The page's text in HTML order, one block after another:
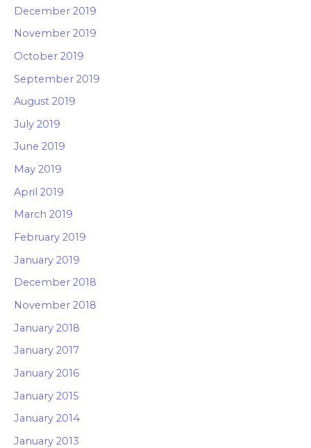
December 2019
November 2019
October 2019
September 2019
August 2019
July 2019
June 2019
May 2019
April 2019
March 2019
February 2019
January 2019
December 2018
November 2018
January 2018
January 2017
January 2016
January 2015
January 2014
January 2013